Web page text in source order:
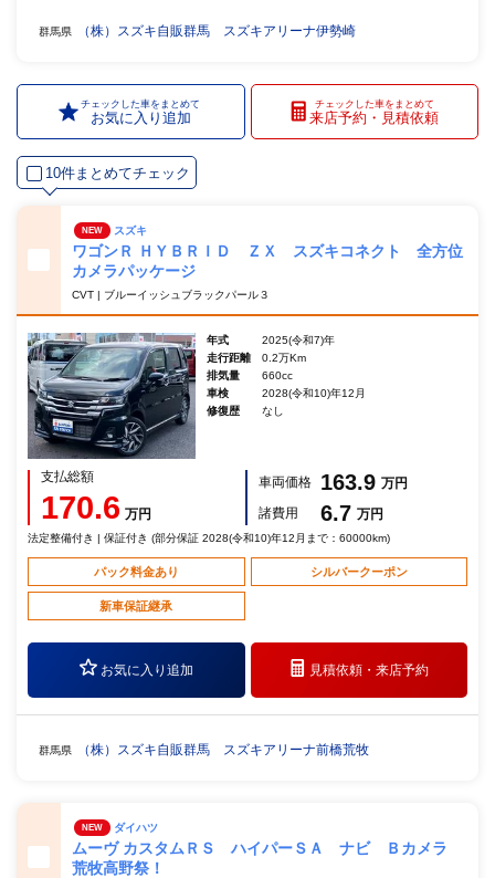
群馬県 （株）スズキ自販群馬 スズキアリーナ伊勢崎
チェックした車をまとめて
お気に入り追加
チェックした車をまとめて
来店予約・見積依頼
10件まとめてチェック
NEW スズキ
ワゴンＲ ＨＹＢＲＩＤ ＺＸ スズキコネクト 全方位
カメラパッケージ
CVT | ブルーイッシュブラックパール３
年式
2025(令和7)年
走行距離
0.2万Km
排気量
660cc
車検
2028(令和10)年12月
修復歴
なし
支払総額
170.6 万円
車両価格 163.9 万円
諸費用
6.7 万円
法定整備付き | 保証付き (部分保証 2028(令和10)年12月まで：60000km)
パック料金あり シルバークーポン
新車保証継承
お気に入り追加 見積依頼・来店予約
群馬県 （株）スズキ自販群馬 スズキアリーナ前橋荒牧
NEW ダイハツ
ムーヴ カスタムＲＳ ハイパーＳＡ ナビ Ｂカメラ
荒牧高野祭！